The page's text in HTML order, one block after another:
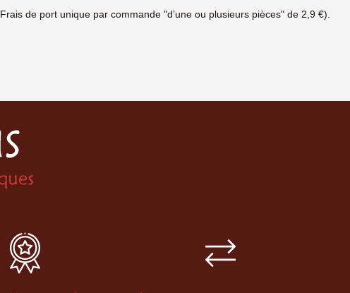
de port unique par commande "d’une ou plusieurs pièces" de 2,9 €).